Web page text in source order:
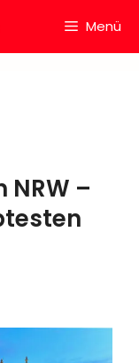
Menü
–